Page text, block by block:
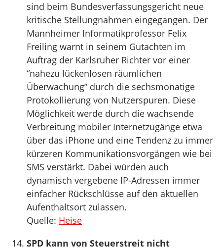
sind beim Bundesverfassungsgericht neue
kritische Stellungnahmen eingegangen. Der
Mannheimer Informatikprofessor Felix
Freiling warnt in seinem Gutachten im
Auftrag der Karlsruher Richter vor einer
“nahezu lückenlosen räumlichen
Überwachung” durch die sechsmonatige
Protokollierung von Nutzerspuren. Diese
Möglichkeit werde durch die wachsende
Verbreitung mobiler Internetzugänge etwa
über das iPhone und eine Tendenz zu immer
kürzeren Kommunikationsvorgängen wie bei
SMS verstärkt. Dabei würden auch
dynamisch vergebene IP-Adressen immer
einfacher Rückschlüsse auf den aktuellen
Aufenthaltsort zulassen.
Quelle: Heise
SPD kann von Steuerstreit nicht